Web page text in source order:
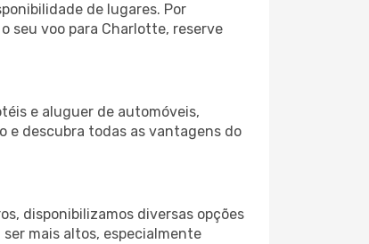
de lugares. Por
seu voo para Charlotte, reserve
e aluguer de automóveis,
e descubra todas as vantagens do
disponibilizamos diversas opções
mais altos, especialmente